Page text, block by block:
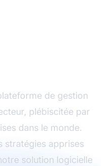
de gestion
plébiscitée par
dans le monde.
stratégies apprises
solution logicielle